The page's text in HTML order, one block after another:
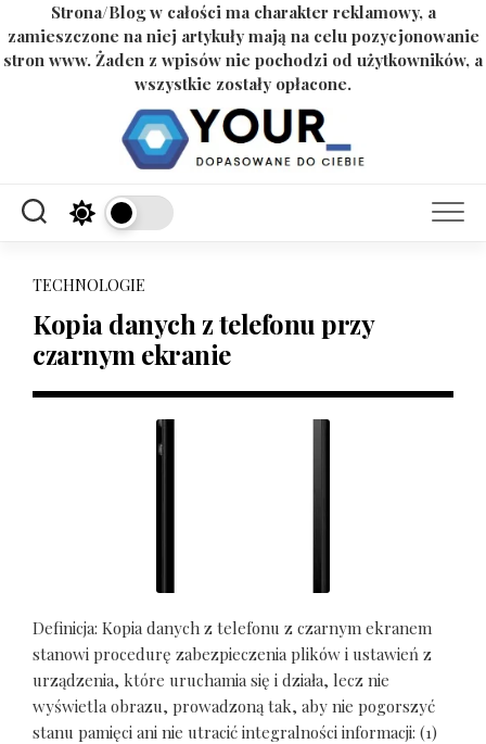
Strona/Blog w całości ma charakter reklamowy, a
zamieszczone na niej artykuły mają na celu pozycjonowanie
stron www. Żaden z wpisów nie pochodzi od użytkowników, a
wszystkie zostały opłacone.
TECHNOLOGIE
Kopia danych z telefonu przy
czarnym ekranie
Definicja: Kopia danych z telefonu z czarnym ekranem
stanowi procedurę zabezpieczenia plików i ustawień z
urządzenia, które uruchamia się i działa, lecz nie
wyświetla obrazu, prowadzoną tak, aby nie pogorszyć
stanu pamięci ani nie utracić integralności informacji: (1)